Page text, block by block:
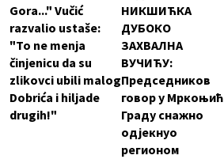
Gora..." Vučić
razvalio ustaše:
"To ne menja
činjenicu da su
zlikovci ubili malog
Dobrića i hiljade
drugih!"
НИКШИЋКА
ДУБОКО
ЗАХВАЛНА
ВУЧИЋУ:
Председников
говор у Мркоњић
Граду снажно
одјекнуо
регионом